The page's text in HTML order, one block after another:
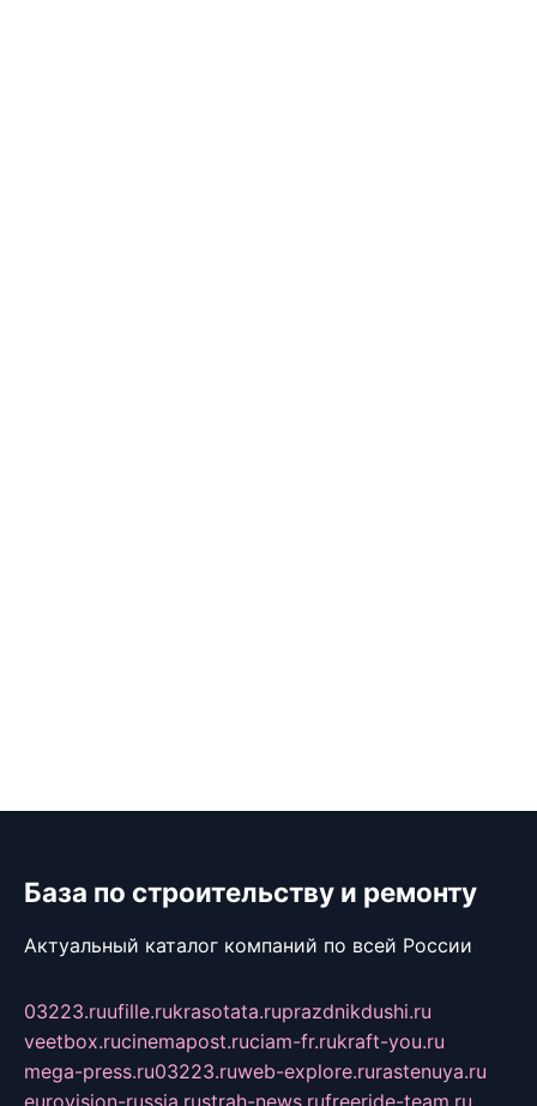
База по строительству и ремонту
Актуальный каталог компаний по всей России
03223.ruufille.rukrasotata.ruprazdnikdushi.ru
veetbox.rucinemapost.ruciam-fr.rukraft-you.ru
mega-press.ru03223.ruweb-explore.rurastenuya.ru